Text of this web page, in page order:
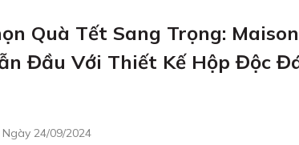
Quà Tết Sang Trọng:
Đầu Với Thiết Kế Hộp Độc
Ngày 24/09/2024